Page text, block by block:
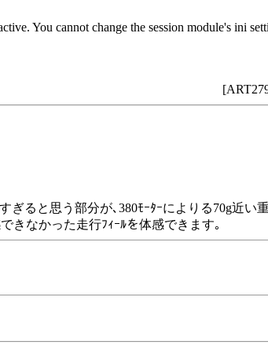
You cannot change the session module's ini
ぎると思う部分が､380ﾓｰﾀｰによりる70g近
きなかった走行ﾌｨｰﾙを体感できます｡